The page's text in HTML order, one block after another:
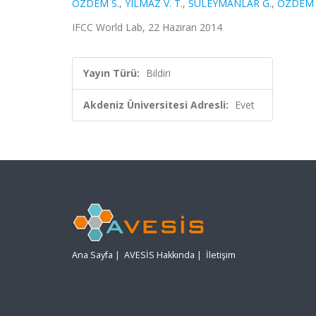
ÖZDEM S., YILMAZ V. T., SÜLEYMANLAR G., ÖZDEM
IFCC World Lab, 22 Haziran 2014
Yayın Türü: Bildiri
Akdeniz Üniversitesi Adresli: Evet
Ana Sayfa | AVESİS Hakkında | İletişim